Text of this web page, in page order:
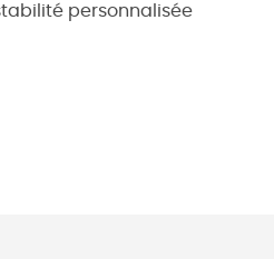
personnalisée